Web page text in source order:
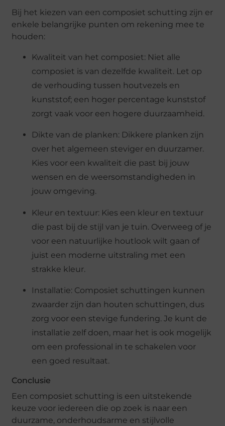
Bij het kiezen van een composiet schutting zijn er
enkele belangrijke punten om rekening mee te
houden:
Kwaliteit van het composiet: Niet alle
composiet is van dezelfde kwaliteit. Let op
de verhouding tussen houtvezels en
kunststof; een hoger percentage kunststof
zorgt vaak voor een hogere duurzaamheid.
Dikte van de planken: Dikkere planken zijn
over het algemeen steviger en duurzamer.
Kies voor een kwaliteit die past bij jouw
wensen en de weersomstandigheden in
jouw omgeving.
Kleur en textuur: Kies een kleur en textuur
die past bij de stijl van je tuin. Overweeg of je
voor een natuurlijke houtlook wilt gaan of
juist een moderne uitstraling met een
strakke kleur.
Installatie: Composiet schuttingen kunnen
zwaarder zijn dan houten schuttingen, dus
zorg voor een stevige fundering. Je kunt de
installatie zelf doen, maar het is ook mogelijk
om een professional in te schakelen voor
een goed resultaat.
Conclusie
Een composiet schutting is een uitstekende
keuze voor iedereen die op zoek is naar een
duurzame, onderhoudsarme en stijlvolle